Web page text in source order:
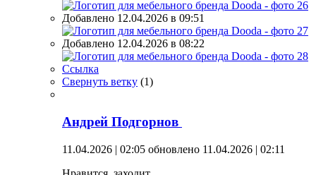
Добавлено 12.04.2026 в 09:51
Добавлено 12.04.2026 в 08:22
Ссылка
Свернуть ветку (1)
Андрей Подгорнов
11.04.2026 | 02:05 обновлено 11.04.2026 | 02:11